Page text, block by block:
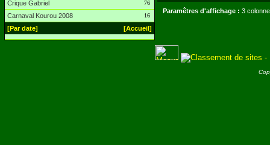
Crique Gabriel 76
Carnaval Kourou 2008 16
[Par date] [Accueil]
Paramêtres d'affichage : 3